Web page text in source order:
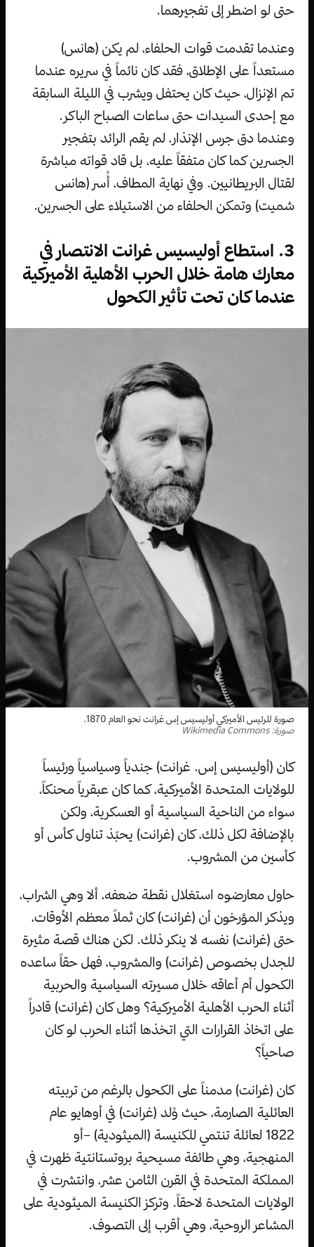
حتى لو اضطر إلى تفجيرهما.
وعندما تقدمت قوات الحلفاء، لم يكن (هانس)
مستعداً على الإطلاق، فقد كان نائماً في سريره عندما
تم الإنزال، حيث كان يحتفل ويشرب في الليلة السابقة
مع إحدى السيدات حتى ساعات الصباح الباكر.
وعندما دق جرس الإنذار، لم يقم الرائد بتفجير
الجسرين كما كان متفقاً عليه، بل قاد قواته مباشرة
لقتال البريطانيين. وفي نهاية المطاف، أُسر (هانس
شميت) وتمكن الحلفاء من الاستيلاء على الجسرين.
3. استطاع أوليسيس غرانت الانتصار في
معارك هامة خلال الحرب الأهلية الأميركية
عندما كان تحت تأثير الكحول
صورة للرئيس الأميركي أوليسيس إس غرانت نحو العام 1870.
صورة: Wikimedia Commons
كان (أوليسيس إس. غرانت) جندياً وسياسياً ورئيساً
للولايات المتحدة الأميركية، كما كان عبقرياً محنكاً،
سواء من الناحية السياسية أو العسكرية، ولكن
بالإضافة لكل ذلك، كان (غرانت) يحبّذ تناول كأس أو
كأسين من المشروب.
حاول معارضوه استغلال نقطة ضعفه، ألا وهي الشراب،
ويذكر المؤرخون أن (غرانت) كان ثملاً معظم الأوقات،
حتى (غرانت) نفسه لا ينكر ذلك. لكن هناك قصة مثيرة
للجدل بخصوص (غرانت) والمشروب، فهل حقاً ساعده
الكحول أم أعاقه خلال مسيرته السياسية والحربية
أثناء الحرب الأهلية الأميركية؟ وهل كان (غرانت) قادراً
على اتخاذ القرارات التي اتخذها أثناء الحرب لو كان
صاحياً؟
كان (غرانت) مدمناً على الكحول بالرغم من تربيته
العائلية الصارمة، حيث وُلد (غرانت) في أوهايو عام
1822 لعائلة تنتمي للكنيسة (الميثودية) –أو
المنهجية، وهي طائفة مسيحية بروتستانتية ظهرت في
المملكة المتحدة في القرن الثامن عشر، وانتشرت في
الولايات المتحدة لاحقاً. وتركز الكنيسة الميثودية على
المشاعر الروحية، وهي أقرب إلى التصوف.